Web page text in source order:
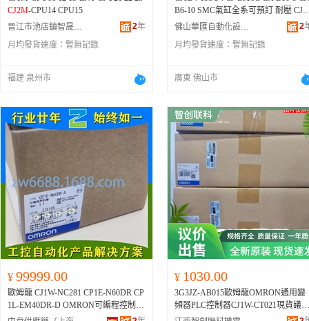
CJ2M-CPU14 CPU15
晉江市池店鎮智晟電子產品商行
2年
月均發貨速度： 暫無記錄
福建 泉州市
B6-10 SMC氣缸全系可預訂 耐壓 CJ2-
10H-Z-25、CD85F20-40-A、
-20、CJ2-10H-XC8-50、CJ1B4S-
2-5、CJ210-ARF08-10、CJ1B4-5U4
-Z-15、CJ2-10H-Z-10、CJ2-10H-A-15
0、CDJ2B16-100RZ-B、CJ1B4-15SU
0H-Z-150、CDJ2D10-15Z-B、CJ1B4-
2640-10、CDUJB12-5D、CJ210-ARH
15-10、CJ2-10HW-60A、1、
-60Z-B、CU16-5D、CDJ2L16-45Z-
A、CJ2-10H-Z-15Z、CJ1B4S-E6290-
5、CQ2B16-5D、CD85N12-10-B、CJ
2-10HW-15A、CJ206-U1R001-45、
J2B6-30R-B、CDJP2B10-5D、CJ2-10
H-Z-100Z、CJ2-10H-Z-175、CJ2-
Z-30、CXSM20-50、CJ1B4-10SU4、
CJ206-U1S004-25.4、CD85N25-90-
B、CJ2-10HW-150、CXSJM15-30、C
J2-10H-Z-125Z、CDUJB10-10D、CD
Q2A25-35DZ、CJ206-U1S005-33、M
GPM20-25Z、CDJP2B10-10D、
S-E7433-5、CD85N20-120-B、C85N1
6-50、CDJ2B10-10Z-B、
佛山華匯自動化設備有限公司 2
月均發貨速度： 暫無記錄
廣東 佛山市
¥ 99999.00
歐姆龍 CJ1W-NC281 CP1E-N60DR CP
1L-EM40DR-D OMRON可編程控制器
型號報價 CJ1W-NC281、CJ1W-NC48
¥ 1030.00
3G3JZ-AB015歐姆龍OMRON通用變
頻器PLC控制器CJ1W-CT021現貨議價
型號 3G3JZ-AB015、61F-G,110/220V